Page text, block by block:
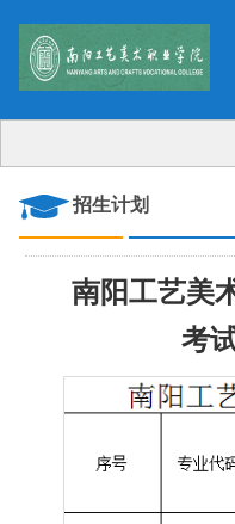
招生计划
南阳工艺美
考